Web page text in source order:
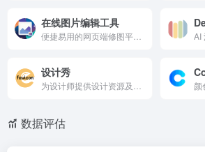
在线图片编辑工具
设计秀
颜
数据评估